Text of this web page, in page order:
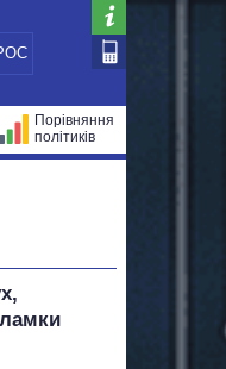
Порівняння
політиків